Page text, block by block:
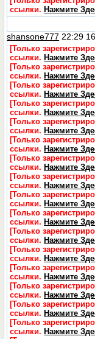
ссылки. Нажмите
shansone777 22:29
[Только
ссылки. Нажмите
[Только
ссылки. Нажмите
[Только
ссылки. Нажмите
[Только
ссылки. Нажмите
[Только
ссылки. Нажмите
[Только
ссылки. Нажмите
[Только
ссылки. Нажмите
[Только
ссылки. Нажмите
[Только
ссылки. Нажмите
[Только
ссылки. Нажмите
[Только
ссылки. Нажмите
[Только
ссылки. Нажмите
[Только
ссылки. Нажмите
[Только
ссылки. Нажмите
[Только
ссылки. Нажмите
[Только
ссылки. Нажмите